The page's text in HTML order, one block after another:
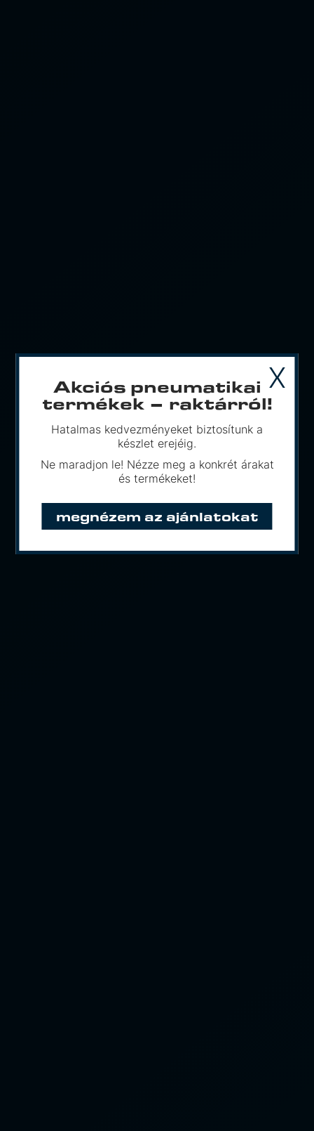
X
Akciós pneumatikai
termékek – raktárról!
Hatalmas kedvezményeket biztosítunk a
készlet erejéig.
Ne maradjon le! Nézze meg a konkrét árakat
és termékeket!
megnézem az ajánlatokat